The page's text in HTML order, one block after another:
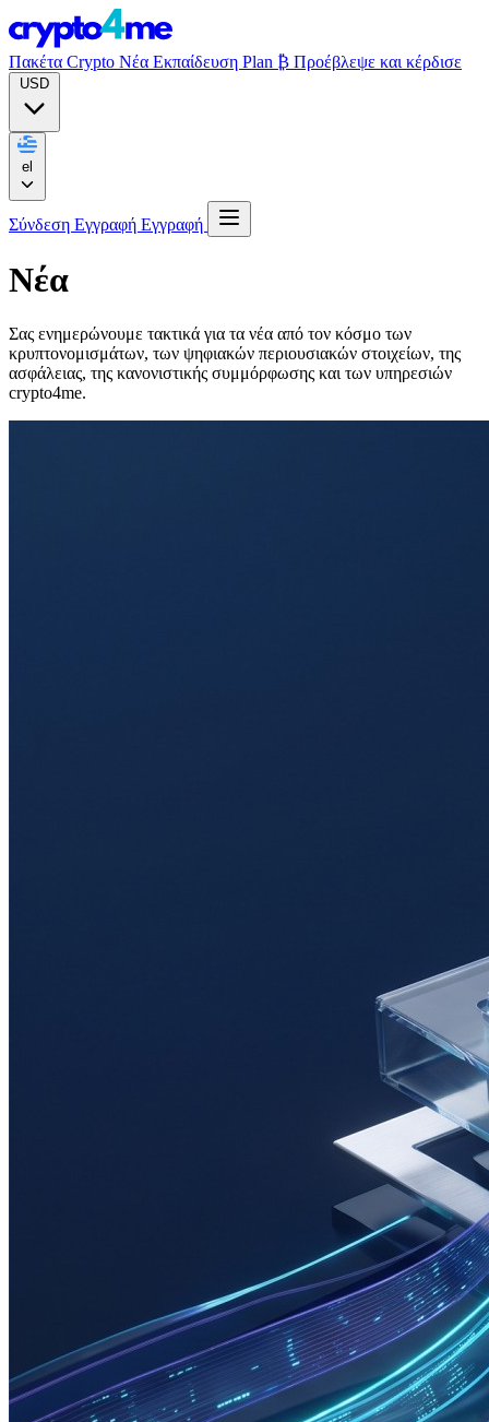
Πακέτα Crypto Νέα Εκπαίδευση Plan ₿ Προέβλεψε και κέρδισε
Σύνδεση Εγγραφή Εγγραφή
Νέα
Σας ενημερώνουμε τακτικά για τα νέα από τον κόσμο των
κρυπτονομισμάτων, των ψηφιακών περιουσιακών στοιχείων, της
ασφάλειας, της κανονιστικής συμμόρφωσης και των υπηρεσιών
crypto4me.